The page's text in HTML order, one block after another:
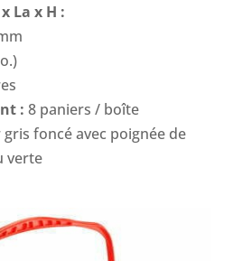
La x H :
: 8 paniers / boîte
gris foncé avec poignée de
verte